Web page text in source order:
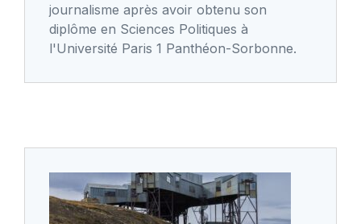
journalisme après avoir obtenu son
diplôme en Sciences Politiques à
l'Université Paris 1 Panthéon-Sorbonne.